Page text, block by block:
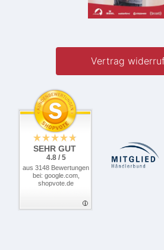
Vertrag
SEHR GUT
4.8 / 5
aus 3148 Bewertungen
bei: google.com,
shopvote.de